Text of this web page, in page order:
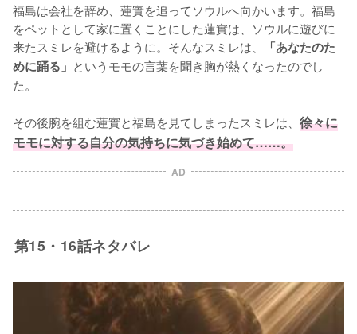
福島は会社を辞め、蓮實を追ってソウルへ向かいます。福島
をペットとして家に置くことにした蓮實は、ソウルに遊びに
来たスミレを避けるように。そんなスミレは、
「あなたのた
めに踊る」 というモモの言葉を聞き胸が熱くなったのでし
た。
その後腕を組む蓮實と福島を見てしまったスミレは、 徐々に
モモに対する自分の気持ちに気づき始めて……。
AD
第15・16話ネタバレ